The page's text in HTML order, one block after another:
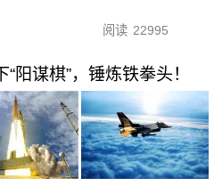
阅读 22995
阳谋棋”，锤炼铁拳头！